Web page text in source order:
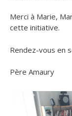
Merci à Marie,
cette initiative.
Rendez-vous en
Père Amaury